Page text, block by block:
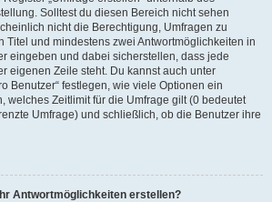
Solltest du diesen Bereich nicht sehen
nicht die Berechtigung, Umfragen zu
Titel und mindestens zwei Antwortmöglichkeiten in
eingeben und dabei sicherstellen, dass jede
eigenen Zeile steht. Du kannst auch unter
Benutzer“ festlegen, wie viele Optionen ein
welches Zeitlimit für die Umfrage gilt (0 bedeutet
Umfrage) und schließlich, ob die Benutzer ihre
Antwortmöglichkeiten erstellen?